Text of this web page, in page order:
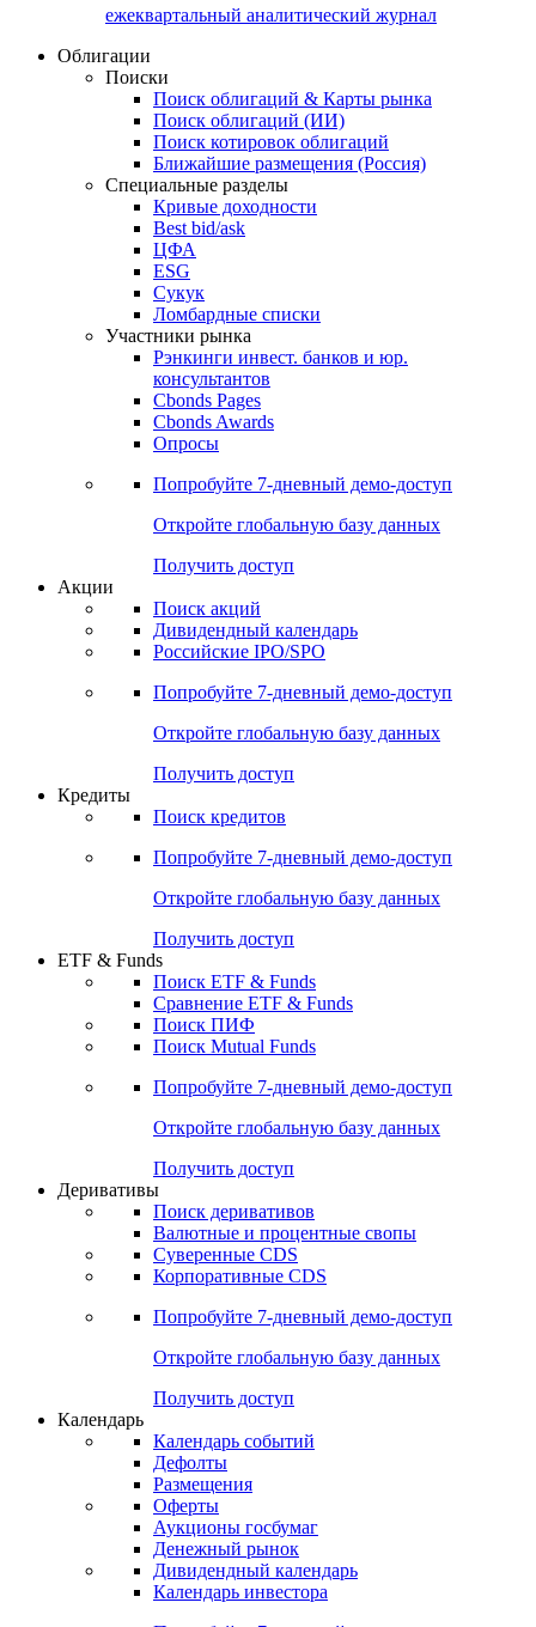
ежеквартальный аналитический журнал
Облигации
Поиски
Поиск облигаций & Карты рынка
Поиск облигаций (ИИ)
Поиск котировок облигаций
Ближайшие размещения (Россия)
Специальные разделы
Кривые доходности
Best bid/ask
ЦФА
ESG
Сукук
Ломбардные списки
Участники рынка
Рэнкинги инвест. банков и юр.
консультантов
Cbonds Pages
Cbonds Awards
Опросы
Попробуйте 7-дневный демо-доступ
Откройте глобальную базу данных
Получить доступ
Акции
Поиск акций
Дивидендный календарь
Российские IPO/SPO
Попробуйте 7-дневный демо-доступ
Откройте глобальную базу данных
Получить доступ
Кредиты
Поиск кредитов
Попробуйте 7-дневный демо-доступ
Откройте глобальную базу данных
Получить доступ
ETF & Funds
Поиск ETF & Funds
Сравнение ETF & Funds
Поиск ПИФ
Поиск Mutual Funds
Попробуйте 7-дневный демо-доступ
Откройте глобальную базу данных
Получить доступ
Деривативы
Поиск деривативов
Валютные и процентные свопы
Суверенные CDS
Корпоративные CDS
Попробуйте 7-дневный демо-доступ
Откройте глобальную базу данных
Получить доступ
Календарь
Календарь событий
Дефолты
Размещения
Оферты
Аукционы госбумаг
Денежный рынок
Дивидендный календарь
Календарь инвестора